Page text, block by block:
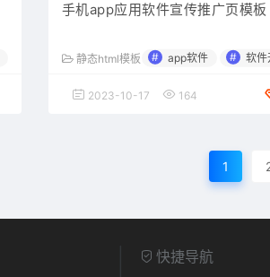
手机app应用软件宣传推广页模板
静态html模板 # app软件 # 软件
2023-10-17 164
1
快捷导航